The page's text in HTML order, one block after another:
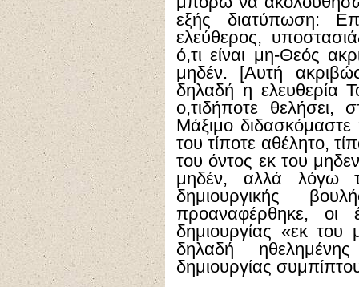
εξής διατύπωση:
ελεύθερος,
ό,τι είναι μη-Θεός
μηδέν. [Αυτή
δηλαδή η ελευθερία
ο,τιδήποτε θελήσει,
Μάξιμο
του τίποτε αθέλητο,
του όντος εκ του
μηδέν, αλλά λόγω
δημιουργικής
προαναφέρθηκε, οι
δημιουργίας «εκ
δηλαδή
δημιουργίας